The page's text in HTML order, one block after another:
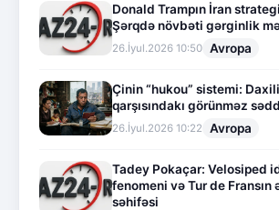
Donald Trampın İran
Şərqdə növbəti gərginlik
26.İyul.2026 10:50 Avropa
Çinin “hukou” sistemi:
qarşısındakı görünməz sədd
26.İyul.2026 10:22 Avropa
Tadey Pokaçar: Velosiped
fenomeni və Tur de Fransın
səhifəsi